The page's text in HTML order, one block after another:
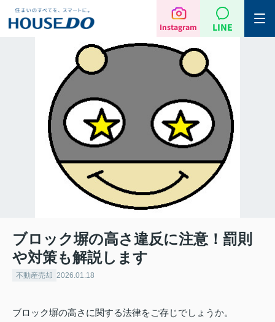
Instagram LINE
ブロック塀の高さ違反に注意！罰則
や対策も解説します
不動産売却 2026.01.18
ブロック塀の高さに関する法律をご存じでしょうか。